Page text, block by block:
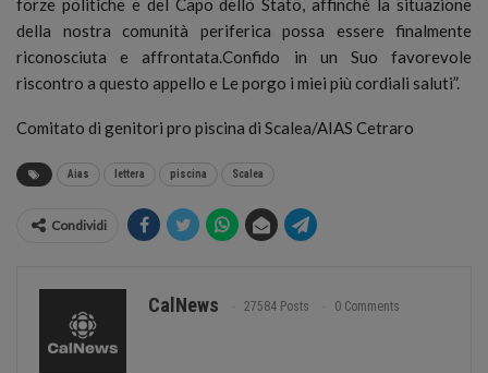
forze politiche e del Capo dello Stato, affinché la situazione
della nostra comunità periferica possa essere finalmente
riconosciuta e affrontata.Confido in un Suo favorevole
riscontro a questo appello e Le porgo i miei più cordiali saluti”.
Comitato di genitori pro piscina di Scalea/AIAS Cetraro
Aias lettera piscina Scalea
Condividi
CalNews 27584 Posts 0 Comments